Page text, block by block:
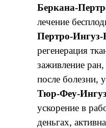
Беркана-
лечение
Пертро-Ингуз-
регенерация
заживление ран,
после болезни,
Тюр-Феу-
ускорение в
деньгах,